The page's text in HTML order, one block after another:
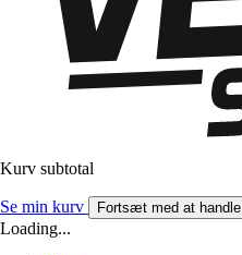
Kurv subtotal
Se min kurv Fortsæt med at handle
Loading...